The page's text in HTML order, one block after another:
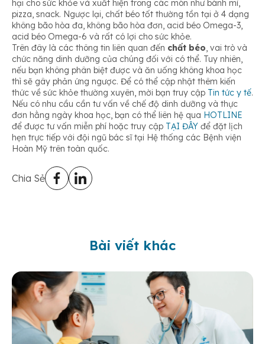
hại cho sức khỏe và xuất hiện trong các món như bánh mì,
pizza, snack. Ngược lại, chất béo tốt thường tồn tại ở 4 dạng
không bão hòa đa, không bão hòa đơn, acid béo Omega-3,
acid béo Omega-6 và rất có lợi cho sức khỏe.
Trên đây là các thông tin liên quan đến chất béo, vai trò và
chức năng dinh dưỡng của chúng đối với có thể. Tuy nhiên,
nếu bạn không phân biệt được và ăn uống không khoa học
thì sẽ gây phản ứng ngược. Để có thể cập nhật thêm kiến
thức về sức khỏe thường xuyên, mời bạn truy cập Tin tức y tế.
Nếu có nhu cầu cần tư vấn về chế độ dinh dưỡng và thực
đơn hằng ngày khoa học, bạn có thể liên hệ qua HOTLINE
để được tư vấn miễn phí hoặc truy cập TẠI ĐÂY để đặt lịch
hẹn trực tiếp với đội ngũ bác sĩ tại Hệ thống các Bệnh viện
Hoàn Mỹ trên toàn quốc.
Chia Sẻ
Bài viết khác